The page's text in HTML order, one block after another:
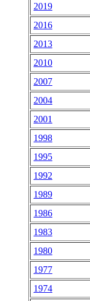
2019
2016
2013
2010
2007
2004
2001
1998
1995
1992
1989
1986
1983
1980
1977
1974